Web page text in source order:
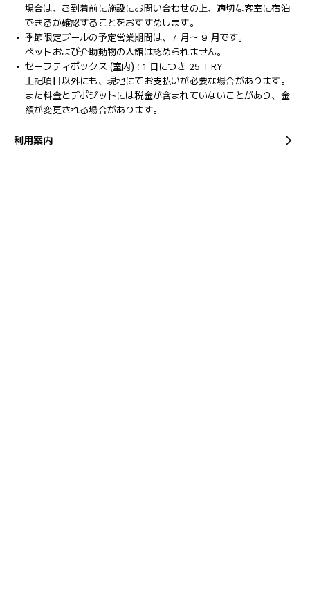
場合は、ご到着前に施設にお問い合わせの上、適切な客室に宿泊
できるか確認することをおすすめします。
季節限定プールの予定営業期間は、7 月～ 9 月です。
ペットおよび介助動物の入館は認められません。
セーフティボックス (室内) : 1 日につき 25 TRY
上記項目以外にも、現地にてお支払いが必要な場合があります。
また料金とデポジットには税金が含まれていないことがあり、金
額が変更される場合があります。
利用案内